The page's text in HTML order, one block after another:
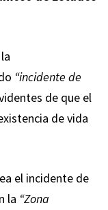
“incidente de
de que el
de vida
el incidente de
la “Zona